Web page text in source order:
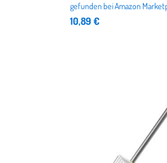
gefunden beiAmazon
10,89 €